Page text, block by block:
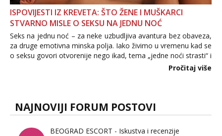
ISPOVIJESTI IZ KREVETA: ŠTO ŽENE I MUŠKARCI
STVARNO MISLE O SEKSU NA JEDNU NOĆ
Seks na jednu noć – za neke uzbudljiva avantura bez obaveza,
za druge emotivna minska polja. Iako živimo u vremenu kad se
o seksu govori otvorenije nego ikad, tema „jedne noći strasti“ i
dalje izaziva burne rasprave. Što zapravo misle žene, a što
Pročitaj više
NAJNOVIJI FORUM POSTOVI
BEOGRAD ESCORT - Iskustva i recenzije